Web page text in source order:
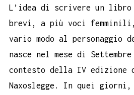
L’idea di scrivere un
brevi, a più voci
vario modo al personaggio
nasce nel mese di
contesto della IV edizione
Naxoslegge. In quei